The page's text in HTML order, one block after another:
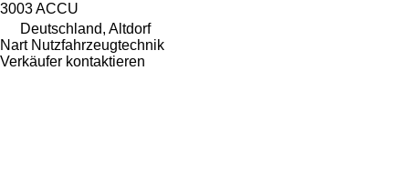
3003 ACCU
Deutschland, Altdorf
Nart Nutzfahrzeugtechnik
Verkäufer kontaktieren